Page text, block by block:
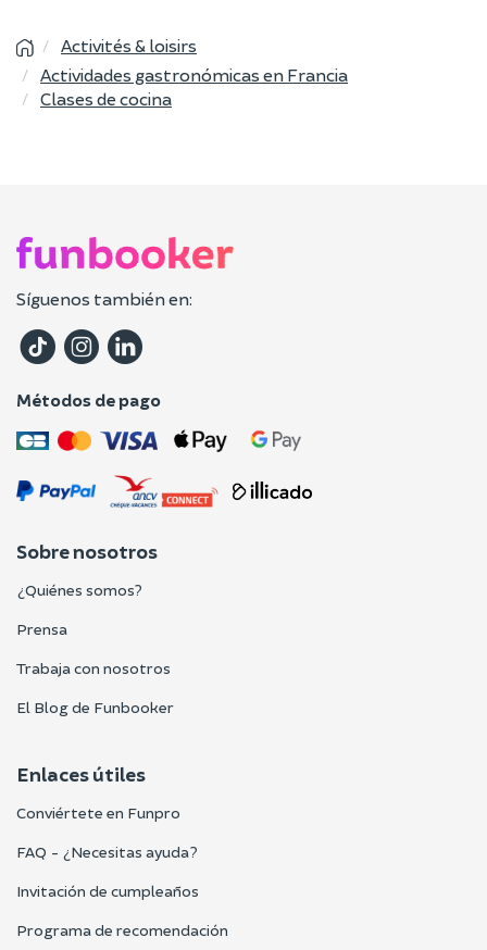
Activités & loisirs
Actividades gastronómicas en Francia
Clases de cocina
Síguenos también en:
Métodos de pago
Sobre nosotros
¿Quiénes somos?
Prensa
Trabaja con nosotros
El Blog de Funbooker
Enlaces útiles
Conviértete en Funpro
FAQ - ¿Necesitas ayuda?
Invitación de cumpleaños
Programa de recomendación